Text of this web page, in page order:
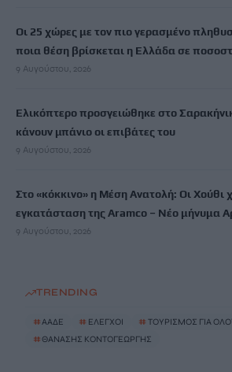
Οι 25 χώρες με τον πιο γερασμένο
ποια θέση βρίσκεται η Ελλάδα σε
9 Αυγούστου, 2026
Ελικόπτερο προσγειώθηκε στο
κάνουν μπάνιο οι επιβάτες του
9 Αυγούστου, 2026
Στο «κόκκινο» η Μέση Ανατολή: Οι Χούθι
εγκατάσταση της Aramco – Νέο μήνυμα
9 Αυγούστου, 2026
TRENDING
#ΑΑΔΕ # ΕΛΕΓΧΟΙ # ΤΟΥΡΙΣΜΟΣ ΓΙΑ
#ΘΑΝΑΣΗΣ ΚΟΝΤΟΓΕΩΡΓΗΣ